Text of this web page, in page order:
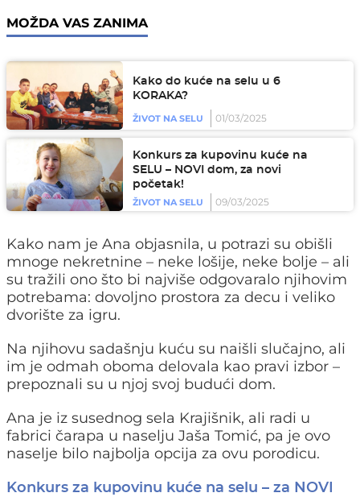
MOŽDA VAS ZANIMA
Kako do kuće na selu u 6
KORAKA?
ŽIVOT NA SELU 01/03/2025
Konkurs za kupovinu kuće na
SELU – NOVI dom, za novi
početak!
ŽIVOT NA SELU
09/03/2025
Kako nam je Ana objasnila, u potrazi su obišli
mnoge nekretnine – neke lošije, neke bolje – ali
su tražili ono što bi najviše odgovaralo njihovim
potrebama: dovoljno prostora za decu i veliko
dvorište za igru.
Na njihovu sadašnju kuću su naišli slučajno, ali
im je odmah oboma delovala kao pravi izbor –
prepoznali su u njoj svoj budući dom.
Ana je iz susednog sela Krajišnik, ali radi u
fabrici čarapa u naselju Jaša Tomić, pa je ovo
naselje bilo najbolja opcija za ovu porodicu.
Konkurs za kupovinu kuće na selu – za NOVI